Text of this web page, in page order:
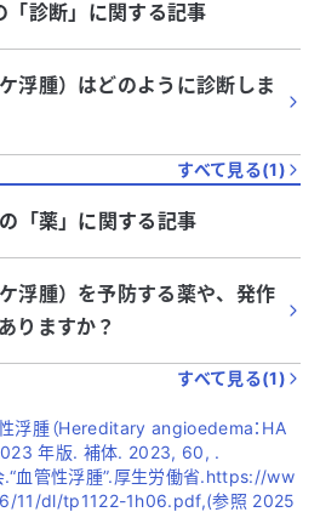
「診断」に関する記事
浮腫）はどのように診断しま
すべて見る(1)
の「薬」に関する記事
浮腫）を予防する薬や、発作
りますか？
すべて見る(1)
浮腫（Hereditary angioedema：HA
2023 年版. 補体. 2023, 60, .
血管性浮腫”.厚生労働省.https://ww
11/dl/tp1122-1h06.pdf,(参照 2025